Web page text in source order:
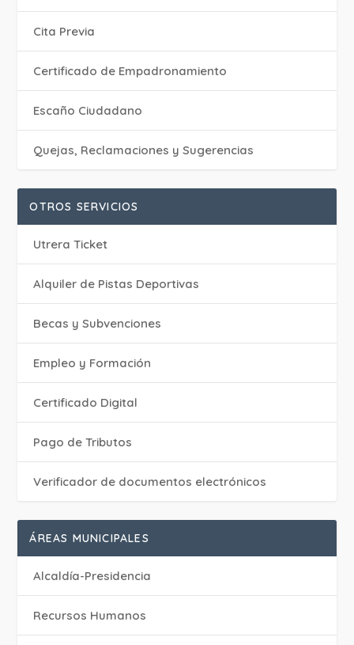
Cita Previa
Certificado de Empadronamiento
Escaño Ciudadano
Quejas, Reclamaciones y Sugerencias
OTROS SERVICIOS
Utrera Ticket
Alquiler de Pistas Deportivas
Becas y Subvenciones
Empleo y Formación
Certificado Digital
Pago de Tributos
Verificador de documentos electrónicos
ÁREAS MUNICIPALES
Alcaldía-Presidencia
Recursos Humanos